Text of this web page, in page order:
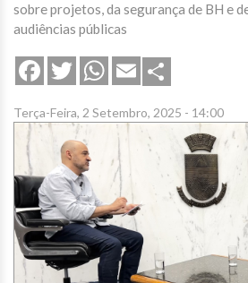
sobre projetos, da segurança de BH e
audiências públicas
FacebookTwitterWhatsApp
Email
Terça-Feira, 2 Setembro, 2025 - 14:00